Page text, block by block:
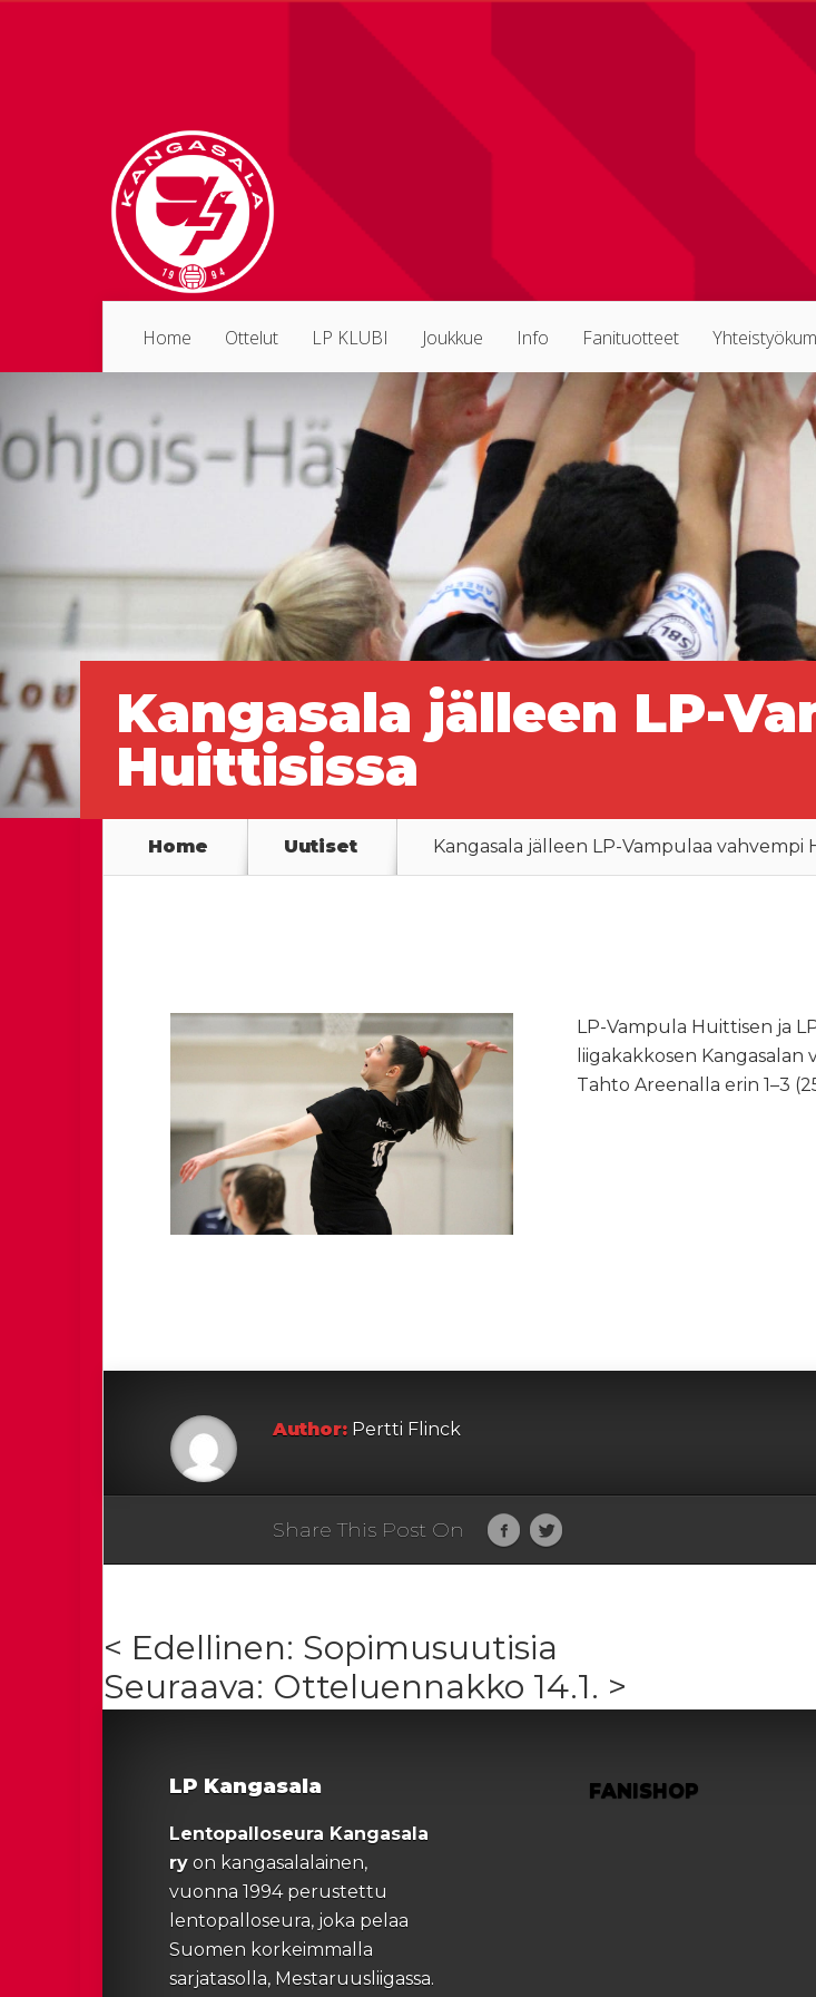
Home Ottelut LP KLUBI Joukkue Info Fanituotteet
Kangasala jälleen LP-
Huittisissa
Home Uutiset Kangasala jälleen LP-Vampulaa vahvempi
LP-Vampula Huittisen ja
liigakakkosen
Tahto Areenalla erin 1–3
Author: Pertti Flinck
Share This Post On
< Edellinen: Sopimusuutisia
Seuraava: Otteluennakko 14.1. >
LP Kangasala
Lentopalloseura Kangasala
ry on kangasalalainen,
vuonna 1994 perustettu
lentopalloseura, joka pelaa
Suomen korkeimmalla
sarjatasolla, Mestaruusliigassa.
FANISHOP